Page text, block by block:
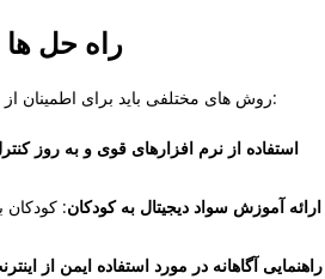
راه حل ها
روش های مختلفی باید برای اطمینان از ایمن بودن کودکان در محیط دیجیتال ایجاد شود. موثرترین آنها عبارتند از:
استفاده از نرم افزارهای قوی و به روز
ارائه آموزش سواد دیجیتال به کودکان: کودکان
راهنمایی آگاهانه در مورد استفاده ایمن از